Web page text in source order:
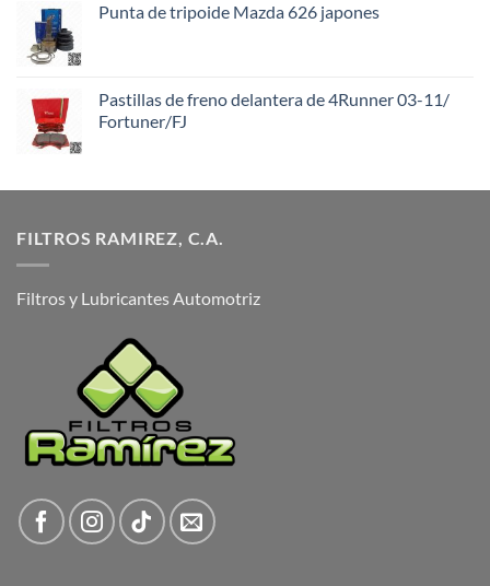
Punta de tripoide Mazda 626 japones
Pastillas de freno delantera de 4Runner 03-11/
Fortuner/FJ
FILTROS RAMIREZ, C.A.
Filtros y Lubricantes Automotriz